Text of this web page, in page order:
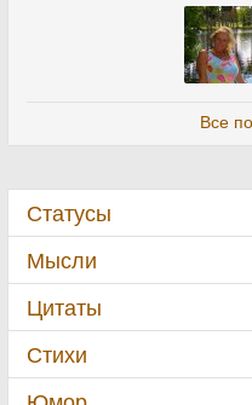
Все
Статусы
Мысли
Цитаты
Стихи